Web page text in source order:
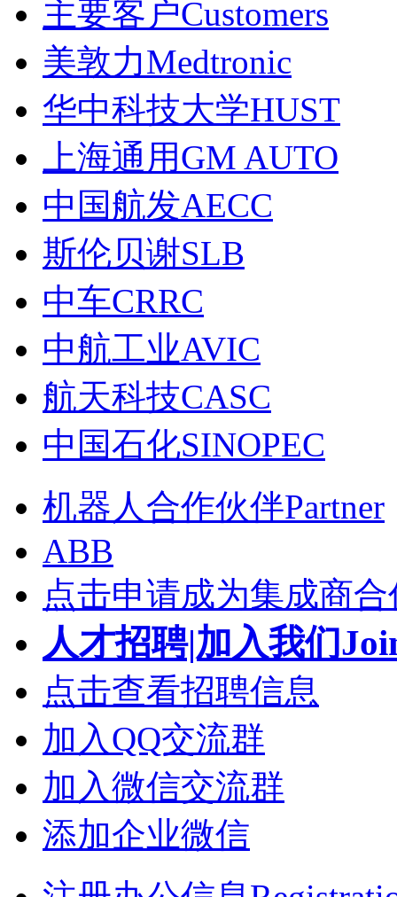
主要客户Customers
美敦力Medtronic
华中科技大学HUST
上海通用GM AUTO
中国航发AECC
斯伦贝谢SLB
中车CRRC
中航工业AVIC
航天科技CASC
中国石化SINOPEC
机器人合作伙伴Partner
ABB
点击申请成为集成商
人才招聘|加入我们
点击查看招聘信息
加入QQ交流群
加入微信交流群
添加企业微信